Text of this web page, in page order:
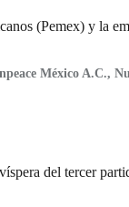
(Pemex) y la
México A.C.,
del tercer